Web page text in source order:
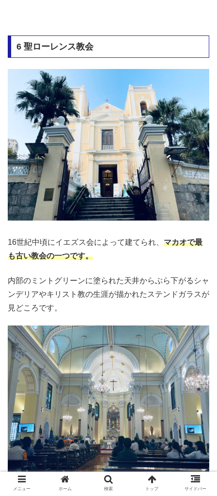
6 聖ローレンス教会
16世紀中頃にイエズス会によって建てられ、 マカオで最
も古い教会の一つです。
内部のミントグリーンに塗られた天井からぶら下がるシャ
ンデリアやキリスト教の生涯が描かれたステンドガラスが
見どころです。
メニュー ホーム 検索 トップ サイドバー